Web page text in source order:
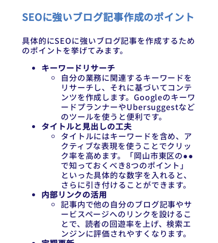
SEOに強いブログ記事作成のポイント
具体的にSEOに強いブログ記事を作成するため
のポイントを挙げてみます。
キーワードリサーチ
自分の業務に関連するキーワードを
リサーチし、それに基づいてコンテ
ンツを作成します。Googleのキーワ
ードプランナーやUbersuggestなど
のツールを使うと便利です。
タイトルと見出しの工夫
タイトルにはキーワードを含め、ア
クティブな表現を使うことでクリッ
ク率を高めます。「岡山市東区の●●
で知っておくべき8つのポイント」
といった具体的な数字を入れると、
さらに引き付けることができます。
内部リンクの活用
記事内で他の自分のブログ記事やサ
ービスページへのリンクを設けるこ
とで、読者の回遊率を上げ、検索エ
ンジンに評価されやすくなります。